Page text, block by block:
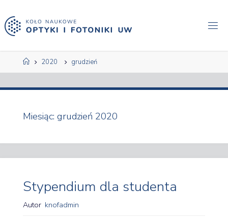
do
treści
Strona
główna
2020 grudzień
Miesiąc: grudzień 2020
Stypendium dla studenta
Autor knofadmin